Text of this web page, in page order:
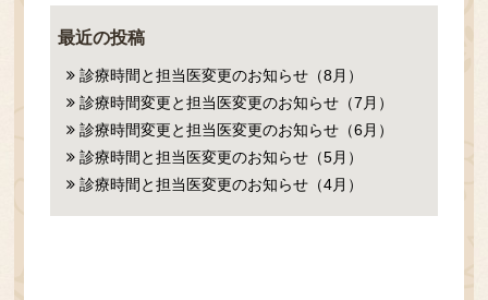
最近の投稿
診療時間と担当医変更のお知らせ（8月）
診療時間変更と担当医変更のお知らせ（7月）
診療時間変更と担当医変更のお知らせ（6月）
診療時間と担当医変更のお知らせ（5月）
診療時間と担当医変更のお知らせ（4月）